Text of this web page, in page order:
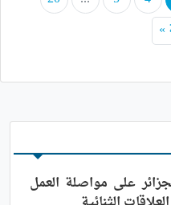
»
على مواصلة العمل